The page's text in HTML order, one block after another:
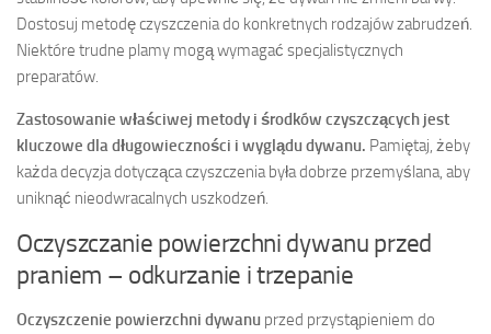
Dostosuj metodę czyszczenia do konkretnych rodzajów zabrudzeń.
Niektóre trudne plamy mogą wymagać specjalistycznych
preparatów.
Zastosowanie właściwej metody i środków czyszczących jest
kluczowe dla długowieczności i wyglądu dywanu. Pamiętaj, żeby
każda decyzja dotycząca czyszczenia była dobrze przemyślana, aby
uniknąć nieodwracalnych uszkodzeń.
Oczyszczanie powierzchni dywanu przed
praniem – odkurzanie i trzepanie
Oczyszczenie powierzchni dywanu przed przystąpieniem do